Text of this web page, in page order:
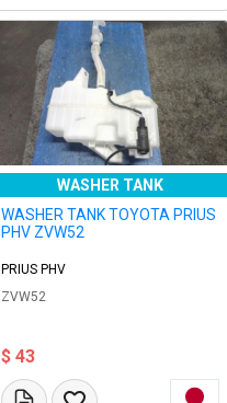
WASHER TANK
WASHER TANK TOYOTA PRIUS
PHV ZVW52
PRIUS PHV
ZVW52
$ 43